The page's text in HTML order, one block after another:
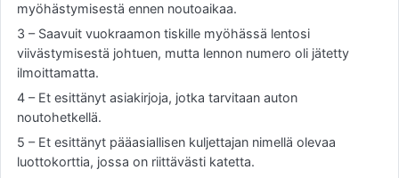
myöhästymisestä ennen noutoaikaa.
3 – Saavuit vuokraamon tiskille myöhässä lentosi
viivästymisestä johtuen, mutta lennon numero oli jätetty
ilmoittamatta.
4 – Et esittänyt asiakirjoja, jotka tarvitaan auton
noutohetkellä.
5 – Et esittänyt pääasiallisen kuljettajan nimellä olevaa
luottokorttia, jossa on riittävästi katetta.